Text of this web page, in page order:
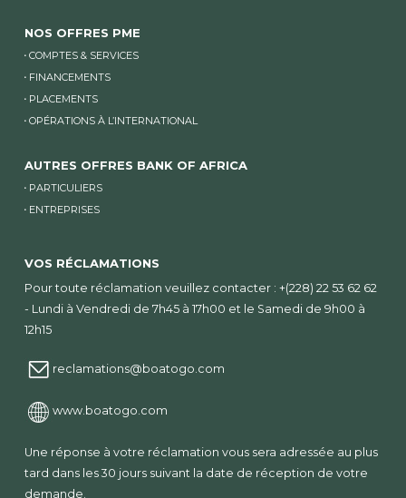
NOS OFFRES PME
COMPTES & SERVICES
FINANCEMENTS
PLACEMENTS
OPÉRATIONS À L’INTERNATIONAL
AUTRES OFFRES BANK OF AFRICA
PARTICULIERS
ENTREPRISES
VOS RÉCLAMATIONS
Pour toute réclamation veuillez contacter : +(228) 22 53 62 62
- Lundi à Vendredi de 7h45 à 17h00 et le Samedi de 9h00 à
12h15
reclamations@boatogo.com
www.boatogo.com
Une réponse à votre réclamation vous sera adressée au plus
tard dans les 30 jours suivant la date de réception de votre
demande.